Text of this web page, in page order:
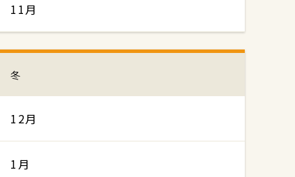
11月
冬
12月
1月